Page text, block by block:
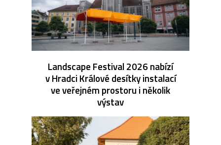
Landscape Festival 2026 nabízí
v Hradci Králové desítky instalací
ve veřejném prostoru i několik
výstav